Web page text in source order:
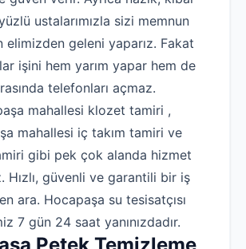
ustalarımızla sizi memnun
elimizden geleni yaparız. Fakat
işini hem yarım yapar hem de
telefonları açmaz.
mahallesi klozet tamiri ,
mahallesi iç takım tamiri ve
gibi pek çok alanda hizmet
Hızlı, güvenli ve garantili bir iş
ara. Hocapaşa su tesisatçısı
7 gün 24 saat yanınızdadır.